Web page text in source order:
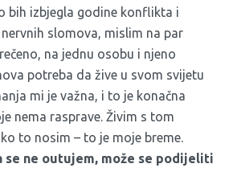
bih izbjegla godine konflikta i
slomova, mislim na par
na jednu osobu i njeno
potreba da žive u svom svijetu
mi je važna, i to je konačna
nema rasprave. Živim s tom
to nosim – to je moje breme.
se ne outujem, može se podijeliti